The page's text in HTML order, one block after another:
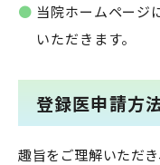
当院ホームページ
いただきます。
登録医申請方
趣旨をご理解いただ